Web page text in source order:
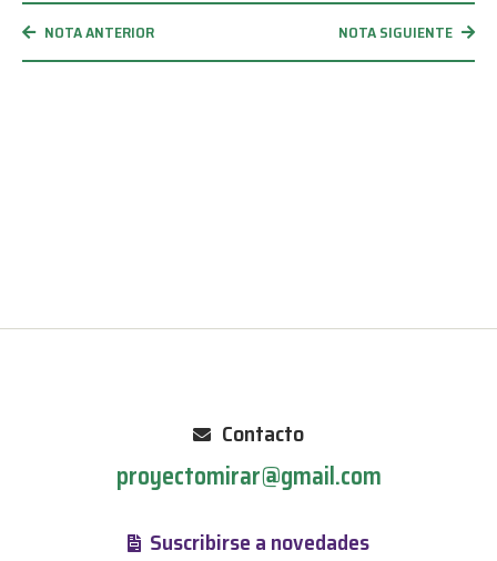
NOTA ANTERIOR NOTA SIGUIENTE
Contacto
proyectomirar@gmail.com
Suscribirse a novedades